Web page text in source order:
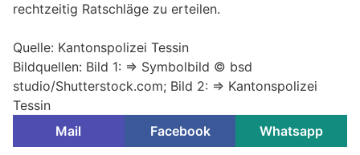
rechtzeitig Ratschläge zu erteilen.
Quelle: Kantonspolizei Tessin
Bildquellen: Bild 1: => Symbolbild © bsd
studio/Shutterstock.com; Bild 2: => Kantonspolizei
Tessin
Mail
Facebook Whatsapp